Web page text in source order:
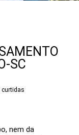
SC
curtidas
nem da